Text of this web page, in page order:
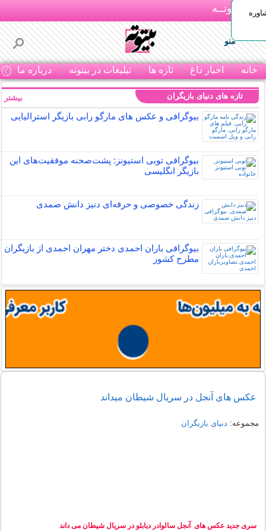
بـیتوتــه
منو
خانه اخبار داغ تازه ها تبلیغات در بیتوته درباره ما
تازه های دنیای بازیگران
بیوگرافی و عکس های مارگو رابی بازیگر استرالیایی
بیوگرافی توبی استیونز: پشت‌صحنه موفقیت‌های این
بازیگر انگلیسی
زندگی خصوصی و حرفه‌ای دنیز دانش صمدی
بیوگرافی باران احمدی دختر مهران احمدی از بازیگران
مطرح کشور
بیشتر
عکس های آنجل در سریال شیطان میداند
مجموعه: دنیای بازیگران
سری جدید عکس های آنجل سالوادر دیابلو در سریال شیطان می داند